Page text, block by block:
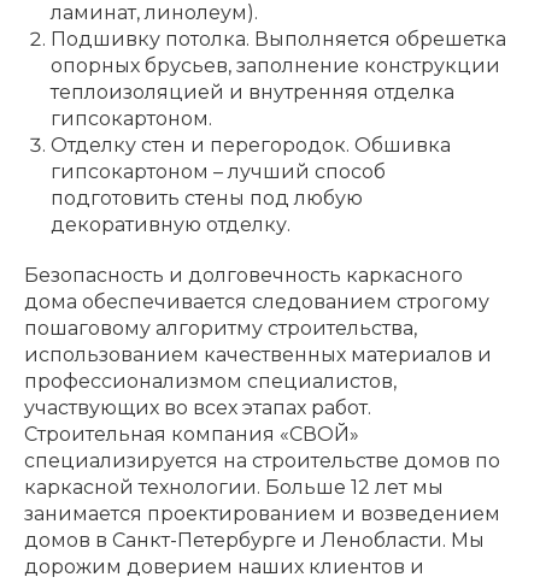
ламинат, линолеум).
Подшивку потолка. Выполняется обрешетка
опорных брусьев, заполнение конструкции
теплоизоляцией и внутренняя отделка
гипсокартоном.
Отделку стен и перегородок. Обшивка
гипсокартоном – лучший способ
подготовить стены под любую
декоративную отделку.
Безопасность и долговечность каркасного
дома обеспечивается следованием строгому
пошаговому алгоритму строительства,
использованием качественных материалов и
профессионализмом специалистов,
участвующих во всех этапах работ.
Строительная компания «СВОЙ»
специализируется на строительстве домов по
каркасной технологии. Больше 12 лет мы
занимается проектированием и возведением
домов в Санкт-Петербурге и Ленобласти. Мы
дорожим доверием наших клиентов и